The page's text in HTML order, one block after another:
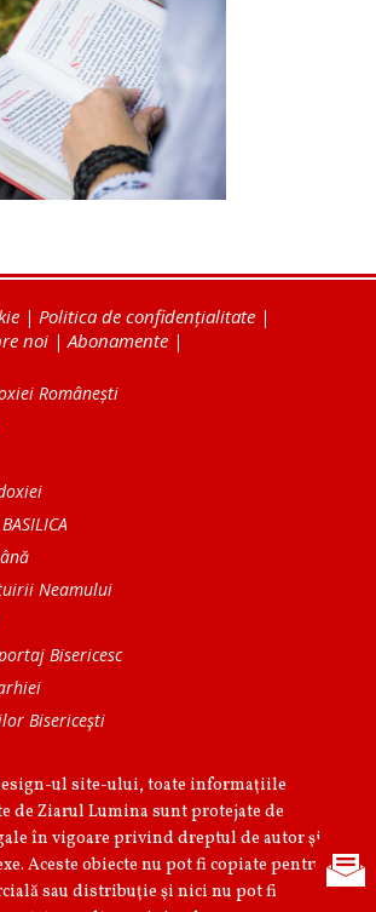
| Politica de confidențialitate |
noi |Abonamente |
Românești
Neamului
Bisericesc
Bisericeşti
ul site-ului, toate informaţiile
de Ziarul Lumina sunt protejate de
în vigoare privind dreptul de autor şi
Aceste obiecte nu pot fi copiate pentru
sau distribuţie şi nici nu pot fi